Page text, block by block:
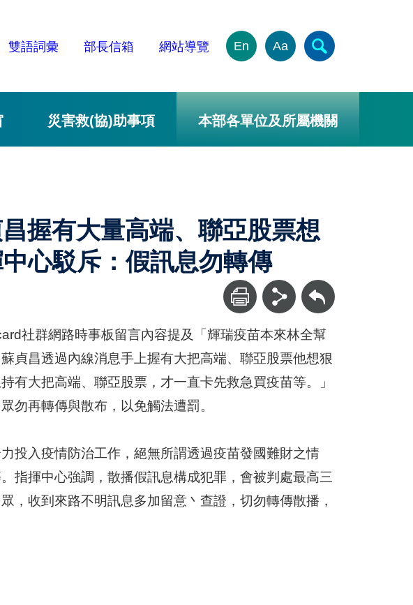
雙語詞彙 部長信箱 網站導覽 En Aa
災害救(協)助事項 本部各單位及所屬機關
握有大量高端、聯亞股票想
心駁斥：假訊息勿轉傳
回上一頁
社群網路時事板留言內容提及「輝瑞疫苗本來林全幫
貞昌透過內線消息手上握有大把高端、聯亞股票他想狠
大把高端、聯亞股票，才一直卡先救急買疫苗等。」
勿再轉傳與散布，以免觸法遭罰。
投入疫情防治工作，絕無所謂透過疫苗發國難財之情
指揮中心強調，散播假訊息構成犯罪，會被判處最高三
，收到來路不明訊息多加留意丶查證，切勿轉傳散播，